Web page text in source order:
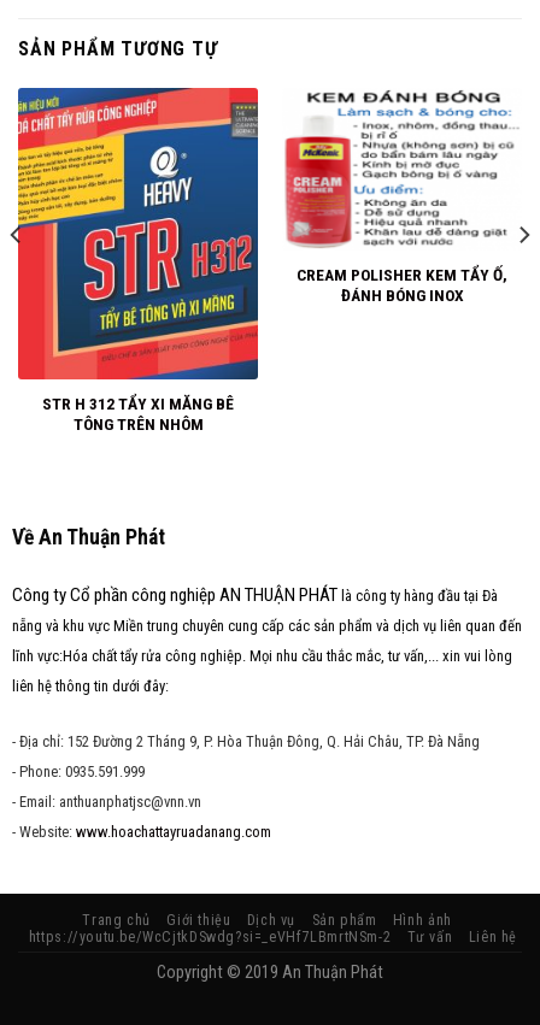
SẢN PHẨM TƯƠNG TỰ
STR H 312 TẨY XI MĂNG BÊ
TÔNG TRÊN NHÔM
CREAM POLISHER KEM TẨY Ố,
ĐÁNH BÓNG INOX
Về An Thuận Phát
Công ty Cổ phần công nghiệp AN THUẬN PHÁTlà công ty hàng đầu tại Đà
nẵng và khu vực Miền trung chuyên cung cấp các sản phẩm và dịch vụ liên quan đến
lĩnh vực:Hóa chất tẩy rửa công nghiệp. Mọi nhu cầu thắc mắc, tư vấn,... xin vui lòng
liên hệ thông tin dưới đây:
- Địa chỉ: 152 Đường 2 Tháng 9, P. Hòa Thuận Đông, Q. Hải Châu, TP. Đà Nẵng
- Phone: 0935.591.999
- Email: anthuanphatjsc@vnn.vn
- Website: www.hoachattayruadanang.com
Trang chủ Giới thiệu Dịch vụ Sản phẩm
Hình ảnh
https://youtu.be/WcCjtkDSwdg?si=_eVHf7LBmrtNSm-2
Tư vấn Liên hệ
Copyright © 2019 An Thuận Phát